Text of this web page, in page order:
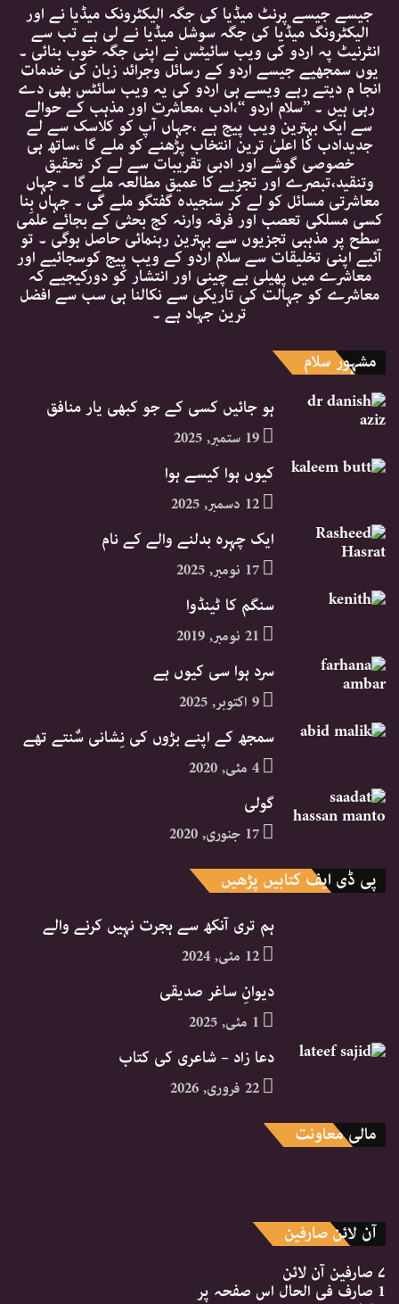
جیسے جیسے پرنٹ میڈیا کی جگہ الیکٹرونک میڈیا نے اور
الیکٹرونگ میڈیا کی جگہ سوشل میڈیا نے لی ہے تب سے
انٹرنیٹ پہ اردو کی ویب سائیٹس نے اپنی جگہ خوب بنائی ۔
یوں سمجھیے جیسے اردو کے رسائل وجرائد زبان کی خدمات
انجا م دیتے رہے ویسے ہی اردو کی یہ ویب سائٹس بھی دے
رہی ہیں ۔ ’’سلام اردو ‘‘،ادب ،معاشرت اور مذہب کے حوالے
سے ایک بہترین ویب پیج ہے ،جہاں آپ کو کلاسک سے لے
جدیدادب کا اعلیٰ ترین انتخاب پڑھنے کو ملے گا ،ساتھ ہی
خصوصی گوشے اور ادبی تقریبات سے لے کر تحقیق
وتنقید،تبصرے اور تجزیے کا عمیق مطالعہ ملے گا ۔ جہاں
معاشرتی مسائل کو لے کر سنجیدہ گفتگو ملے گی ۔ جہاں بِنا
کسی مسلکی تعصب اور فرقہ وارنہ کج بحثی کے بجائے علمی
سطح پر مذہبی تجزیوں سے بہترین رہنمائی حاصل ہوگی ۔ تو
آئیے اپنی تخلیقات سے سلام اردو کے ویب پیج کوسجائیے اور
معاشرے میں پھیلی بے چینی اور انتشار کو دورکیجیے کہ
معاشرے کو جہالت کی تاریکی سے نکالنا ہی سب سے افضل
ترین جہاد ہے ۔
مشہور سلام
ہو جائیں کسی کے جو کبھی یار منافق
19 ستمبر, 2025
کیوں ہوا کیسے ہوا
12 دسمبر, 2025
ایک چہرہ بدلنے والے کے نام
17 نومبر, 2025
سنگم کا ٹینڈوا
21 نومبر, 2019
سرد ہوا سی کیوں ہے
9 اکتوبر, 2025
سمجھ کے اپنے بڑوں کی نِشانی سٌنتے تھے
4 مئی, 2020
گولی
17 جنوری, 2020
پی ڈی ایف کتابیں پڑھیں
ہم تری آنکھ سے ہجرت نہیں کرنے والے
12 مئی, 2024
دیوانِ ساغر صدیقی
1 مئی, 2025
دعا زاد – شاعری کی کتاب
22 فروری, 2026
مالی معاونت
آن لائن صارفین
۷ صارفین
آن لائن
1 صارف فی الحال اس صفحہ پر